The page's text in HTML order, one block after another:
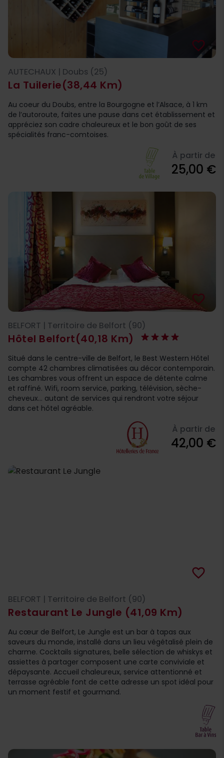
La Tuilerie(38,44 Km)
favorite_border
AUTECHAUX | Doubs (25)
Au coeur du Doubs, entre la Bourgogne et l’Alsace, à 1 km
de l’autoroute, faites une pause dans cet établissement et
appréciez son cadre chaleureux et le bon goût de ses
spécialités franc-comtoises.
À partir de
25,00 €
Hôtel Belfort(40,18 Km)
favorite_border
BELFORT | Territoire de Belfort (90)
Situé dans le centre-ville de Belfort, le Best Western Hôtel
compte 42 chambres climatisées au décor contemporain.
Les chambres vous offrent un espace de détente calme
et raffiné. Wifi, room service, parking, télévision, sèche-
cheveux... autant de services qui rendront votre séjour
dans cet hôtel agréable.
À partir de
42,00 €
Restaurant Le Jungle (41,09 Km)
favorite_border
BELFORT | Territoire de Belfort (90)
Au cœur de Belfort, Le Jungle est un bar à tapas aux
saveurs du monde, installé dans un lieu végétalisé plein de
charme. Cocktails signatures, belle sélection de whiskys et
assiettes à partager composent une carte conviviale et
dépaysante. Accueil chaleureux, service attentionné et
terrasse agréable font de cette adresse un spot idéal pour
un moment festif et gourmand.